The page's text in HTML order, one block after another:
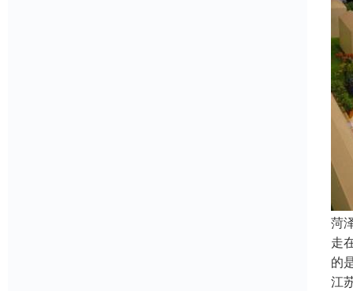
菏
走
的
江